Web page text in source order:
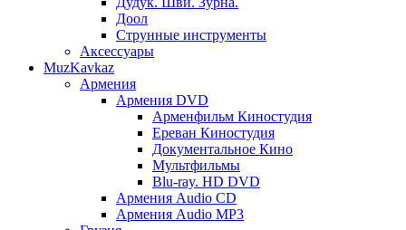
Доол
Струнные инструменты
Аксессуары
MuzKavkaz
Армения
Армения DVD
Арменфильм Киностудия
Ереван Киностудия
Документальное Кино
Мультфильмы
Blu-ray. HD DVD
Армения Audio CD
Армения Audio MP3